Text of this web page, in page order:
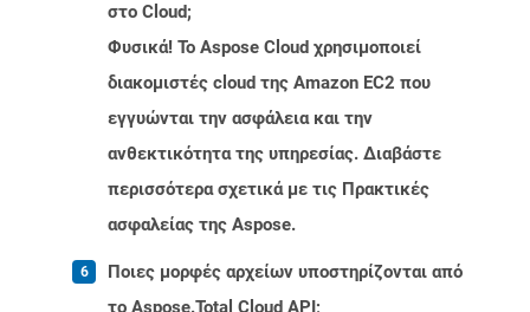
στο Cloud;
Φυσικά! Το Aspose Cloud χρησιμοποιεί
διακομιστές cloud της Amazon EC2 που
εγγυώνται την ασφάλεια και την
ανθεκτικότητα της υπηρεσίας. Διαβάστε
περισσότερα σχετικά με τις Πρακτικές
ασφαλείας της Aspose.
Ποιες μορφές αρχείων υποστηρίζονται από
το Aspose.Total Cloud API;